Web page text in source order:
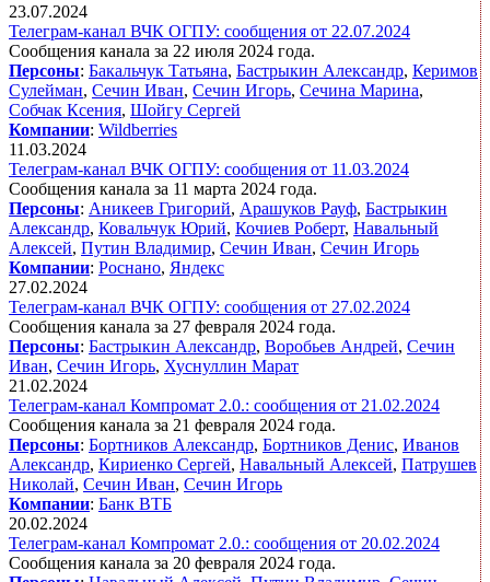
23.07.2024
Телеграм-канал ВЧК ОГПУ: сообщения от 22.07.2024
Сообщения канала за 22 июля 2024 года.
Персоны: Бакальчук Татьяна, Бастрыкин Александр, Керимов
Сулейман, Сечин Иван, Сечин Игорь, Сечина Марина,
Собчак Ксения, Шойгу Сергей
Компании: Wildberries
11.03.2024
Телеграм-канал ВЧК ОГПУ: сообщения от 11.03.2024
Сообщения канала за 11 марта 2024 года.
Персоны: Аникеев Григорий, Арашуков Рауф, Бастрыкин
Александр, Ковальчук Юрий, Кочиев Роберт, Навальный
Алексей, Путин Владимир, Сечин Иван, Сечин Игорь
Компании: Роснано, Яндекс
27.02.2024
Телеграм-канал ВЧК ОГПУ: сообщения от 27.02.2024
Сообщения канала за 27 февраля 2024 года.
Персоны: Бастрыкин Александр, Воробьев Андрей, Сечин
Иван, Сечин Игорь, Хуснуллин Марат
21.02.2024
Телеграм-канал Компромат 2.0.: сообщения от 21.02.2024
Сообщения канала за 21 февраля 2024 года.
Персоны: Бортников Александр, Бортников Денис, Иванов
Александр, Кириенко Сергей, Навальный Алексей, Патрушев
Николай, Сечин Иван, Сечин Игорь
Компании: Банк ВТБ
20.02.2024
Телеграм-канал Компромат 2.0.: сообщения от 20.02.2024
Сообщения канала за 20 февраля 2024 года.